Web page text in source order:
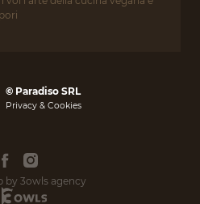
© Paradiso SRL
Privacy & Cookies
by 3owls agency